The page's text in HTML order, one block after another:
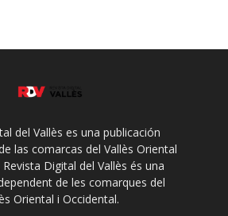
del Vallès es una publicación
las comarcas del Vallès Oriental
Digital del Vallès és una
de les comarques del
Oriental i Occidental.